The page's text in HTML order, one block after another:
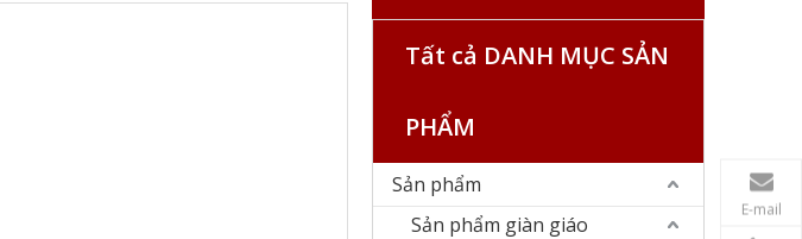
E-mail
Tất cả DANH MỤC SẢN
PHẨM
Sản phẩm
Sản phẩm giàn giáo